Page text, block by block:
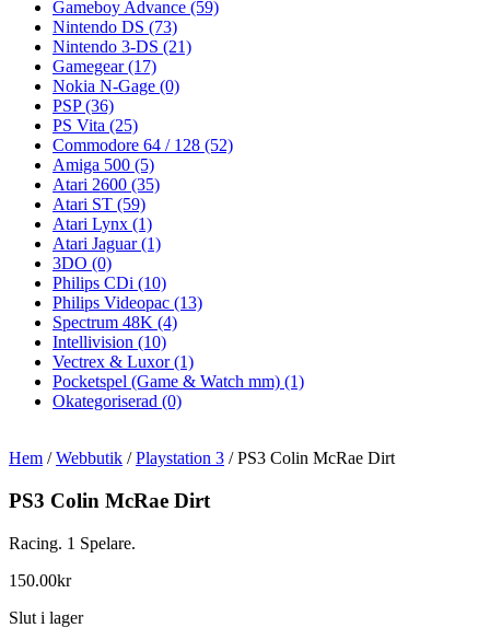
Gameboy Advance (59)
Nintendo DS (73)
Nintendo 3-DS (21)
Gamegear(17)
Nokia N-Gage (0)
PSP(36)
PS Vita (25)
Commodore 64 / 128 (52)
Amiga 500 (5)
Atari 2600 (35)
Atari ST (59)
Atari Lynx (1)
Atari Jaguar(1)
3DO (0)
Philips CDi (10)
Philips Videopac (13)
Spectrum 48K (4)
Intellivision (10)
Vectrex & Luxor(1)
Pocketspel (Game & Watch mm) (1)
Okategoriserad (0)
Hem /Webbutik /Playstation 3 / PS3 Colin McRae Dirt
PS3 Colin McRae Dirt
Racing. 1 Spelare.
150.00kr
Slut i lager